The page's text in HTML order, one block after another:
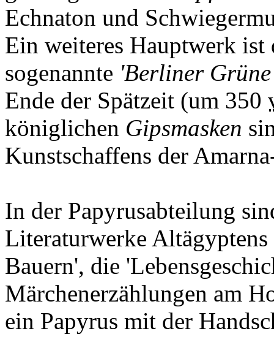
Echnaton und
Ein weiteres Hauptwerk ist
sogenannte 'Berliner
Ende der Spätzeit (um 350
königlichen Gipsmasken
Kunstschaffens der
In der Papyrusabteilung
Literaturwerke
Bauern', die
Märchenerzählungen am
ein Papyrus mit der